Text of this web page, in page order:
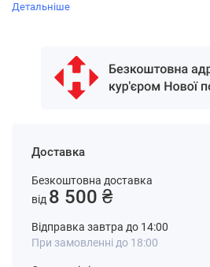
Детальніше
Доставка
Безкоштовна доставка
від 8 500 ₴
Відправка завтра до 14:00
При замовленні до 18:00